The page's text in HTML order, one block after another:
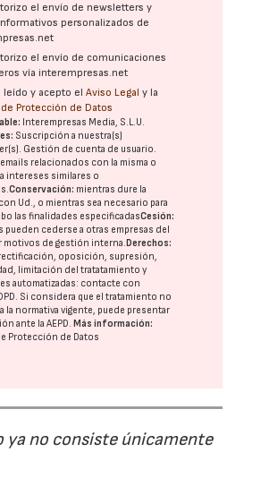
el envío de newsletters y
personalizados de
el envío de comunicaciones
vía interempresas.net
leído y acepto elAviso Legal y la
Protección de Datos
Interempresas Media, S.L.U.
Suscripción a nuestra(s)
Gestión de cuenta de usuario.
relacionados con la misma o
intereses similares o
Conservación: mientras dure la
Ud., o mientras sea necesario para
las finalidades especificadasCesión:
pueden cederse a otras empresas del
motivos de gestión interna. Derechos:
oposición, supresión,
limitación del tratatamiento y
automatizadas: contacte con
. Si considera que el tratamiento no
la normativa vigente, puede presentar
ante laAEPD. Más información:
Protección de Datos
ya no consiste únicamente